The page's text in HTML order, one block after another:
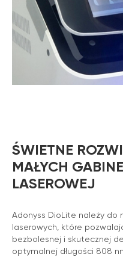
ŚWIETNE
MAŁYCH
LASEROWEJ
Adonyss DioLite należy do
laserowych, które
bezbolesnej i skutecznej
optymalnej długości 808